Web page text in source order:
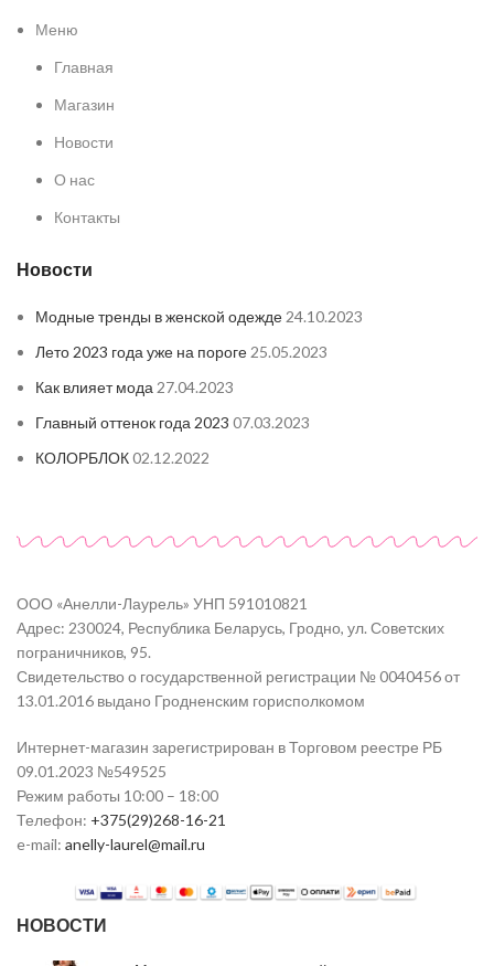
Меню
Главная
Магазин
Новости
О нас
Контакты
Новости
Модные тренды в женской одежде 24.10.2023
Лето 2023 года уже на пороге 25.05.2023
Как влияет мода 27.04.2023
Главный оттенок года 2023 07.03.2023
КОЛОРБЛОК02.12.2022
ООО «Анелли-Лаурель» УНП 591010821
Адрес: 230024, Республика Беларусь, Гродно, ул. Советских
пограничников, 95.
Свидетельство о государственной регистрации № 0040456 от
13.01.2016 выдано Гродненским горисполкомом
Интернет-магазин зарегистрирован в Торговом реестре РБ
09.01.2023 №549525
Режим работы 10:00 – 18:00
Телефон: +375(29)268-16-21
e-mail: anelly-laurel@mail.ru
НОВОСТИ